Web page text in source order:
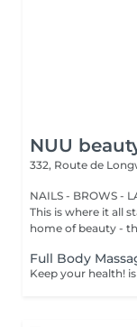
NUU
332, Route de
NAILS - BROWS -
This is where it all
home of beauty -
Full Body